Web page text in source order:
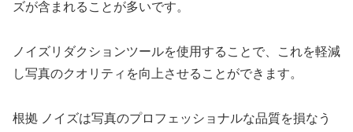
ズが含まれることが多いです。
ノイズリダクションツールを使用することで、これを軽減
し写真のクオリティを向上させることができます。
根拠 ノイズは写真のプロフェッショナルな品質を損なう